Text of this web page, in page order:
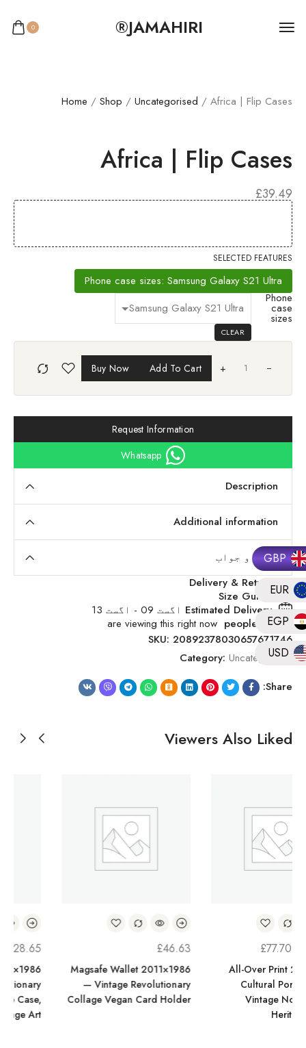
GBP
EUR
EGP
USD
JAMAHIRI®
0
Home / Shop / Uncategorised / Africa | Flip Cases
Africa | Flip Cases
£39.49
SELECTED FEATURES
Phone case sizes: Samsung Galaxy S21 Ultra
Phone
case
sizes
CLEAR
+
Add To Cart
Buy Now
Request Information
Whatsapp
Description
Additional information
سوال و جواب
Delivery & Return
Size Guide
Estimated Delivery اگست 09 - اگست 13
21
SKU: 20892378030657671746
Category: Uncategorised
Share:
Viewers Also Liked
46.63
1986×2011 Magsafe Wallet
— Vintage Revolutionary
Collage Vegan Card Holder
1986×2011 Slim Case —
Vintage Revolutionary
Portrait Phone Case,
Historical Collage Art